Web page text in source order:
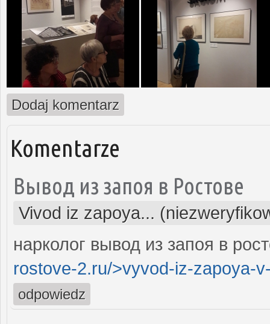
Dodaj komentarz
Komentarze
Вывод из запоя в Ростове
Vivod iz zapoya...
нарколог вывод из запоя в
rostove-2.ru/>vyvod-iz-zapoya-
odpowiedz